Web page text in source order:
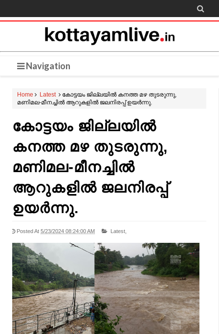

Navigation
Home Latest
കോട്ടയം ജില്ലയിൽ കനത്ത മഴ തുടരുന്നു,
മണിമല-മീനച്ചിൽ ആറുകളിൽ ജലനിരപ്പ് ഉയർന്നു.
കോട്ടയം ജില്ലയിൽ
കനത്ത മഴ തുടരുന്നു,
മണിമല-മീനച്ചിൽ
ആറുകളിൽ ജലനിരപ്പ്
ഉയർന്നു.
Posted At 5/23/2024 08:24:00 AM Latest,